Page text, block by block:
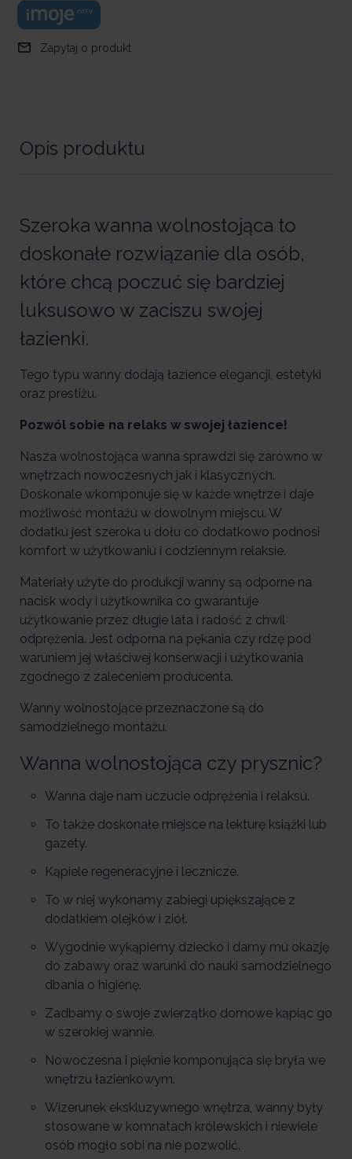
Zapytaj o produkt
Opis produktu
Szeroka wanna wolnostojąca to
doskonałe rozwiązanie dla osób,
które chcą poczuć się bardziej
luksusowo w zaciszu swojej
łazienki.
Tego typu wanny dodają łazience elegancji, estetyki
oraz prestiżu.
Pozwól sobie na relaks w swojej łazience!
Nasza wolnostojąca wanna sprawdzi się zarówno w
wnętrzach nowoczesnych jak i klasycznych.
Doskonale wkomponuje się w każde wnętrze i daje
możliwość montażu w dowolnym miejscu. W
dodatku jest szeroka u dołu co dodatkowo podnosi
komfort w użytkowaniu i codziennym relaksie.
Materiały użyte do produkcji wanny są odporne na
nacisk wody i użytkownika co gwarantuje
użytkowanie przez długie lata i radość z chwil
odprężenia. Jest odporna na pękania czy rdzę pod
waruniem jej właściwej konserwacji i użytkowania
zgodnego z zaleceniem producenta.
Wanny wolnostojące przeznaczone są do
samodzielnego montażu.
Wanna wolnostojąca czy prysznic?
Wanna daje nam uczucie odprężenia i relaksu.
To także doskonałe miejsce na lekturę książki lub
gazety.
Kąpiele regeneracyjne i lecznicze.
To w niej wykonamy zabiegi upiększające z
dodatkiem olejków i ziół.
Wygodnie wykąpiemy dziecko i damy mu okazję
do zabawy oraz warunki do nauki samodzielnego
dbania o higienę.
Zadbamy o swoje zwierzątko domowe kąpiąc go
w szerokiej wannie.
Nowoczesna i pięknie komponująca się bryła we
wnętrzu łazienkowym.
Wizerunek ekskluzywnego wnętrza, wanny były
stosowane w komnatach królewskich i niewiele
osób mogło sobi na nie pozwolić.